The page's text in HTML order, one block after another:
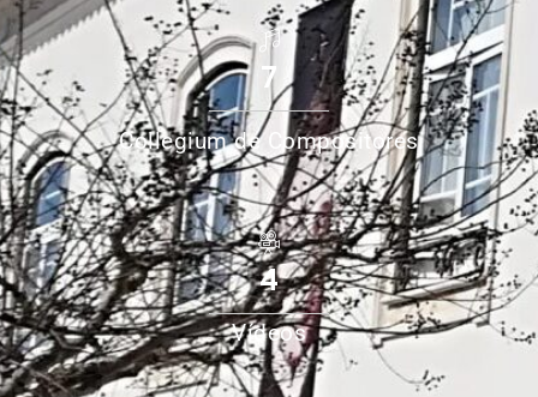
7
Collegium de Compositores
4
Vídeos